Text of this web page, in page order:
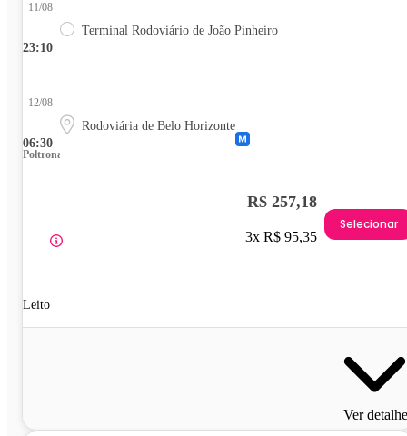
23:10
11/08
Terminal Rodoviário de João Pinheiro
06:30
12/08
Rodoviária de Belo Horizonte
Poltrona
Leito
R$ 257,18
3x R$ 95,35
Selecionar
Ver